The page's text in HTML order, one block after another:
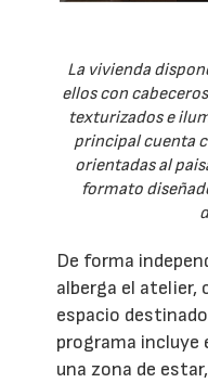
La vivienda
ellos con
texturizados e
principal cuenta
orientadas al
formato
De forma
alberga el atelier,
espacio
programa
una zona de